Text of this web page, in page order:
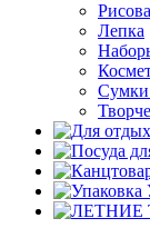
Лепка
Сумки